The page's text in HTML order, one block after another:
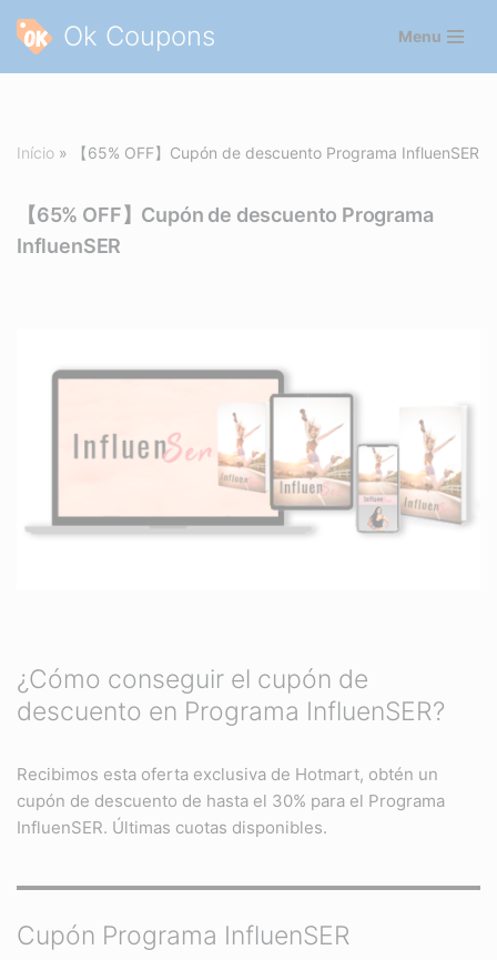
Pular
Ok Coupons Menu
Início » 【65% OFF】Cupón de descuento Programa InfluenSER
【65% OFF】Cupón de descuento Programa
InfluenSER
¿Cómo conseguir el cupón de
descuento en Programa InfluenSER?
Recibimos esta oferta exclusiva de Hotmart, obtén un
cupón de descuento de hasta el 30% para el Programa
InfluenSER. Últimas cuotas disponibles.
Cupón Programa InfluenSER